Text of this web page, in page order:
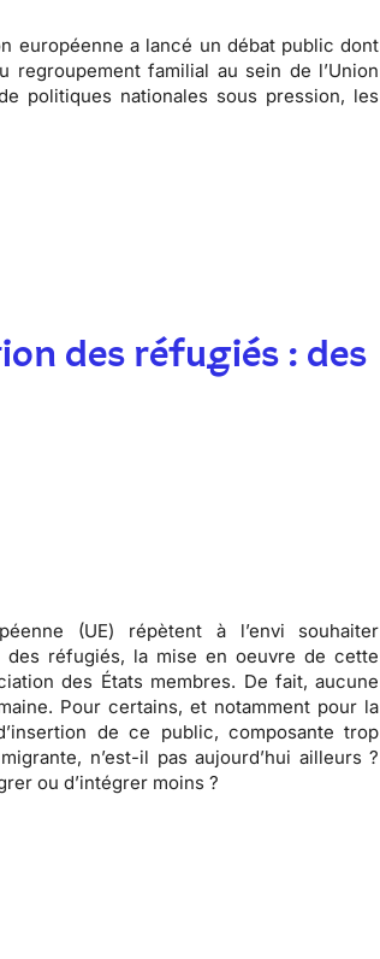
européenne a lancé un débat public dont
regroupement familial au sein de l’Union
politiques nationales sous pression, les
des réfugiés : des
(UE) répètent à l’envi souhaiter
réfugiés, la mise en oeuvre de cette
des États membres. De fait,aucune
. Pour certains, et notamment pour la
de ce public, composante trop
n’est-il pas aujourd’hui ailleurs ?
ou d’intégrer moins ?